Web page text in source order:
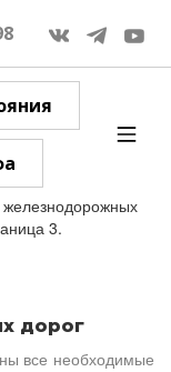
3.
дорог
все необходимые